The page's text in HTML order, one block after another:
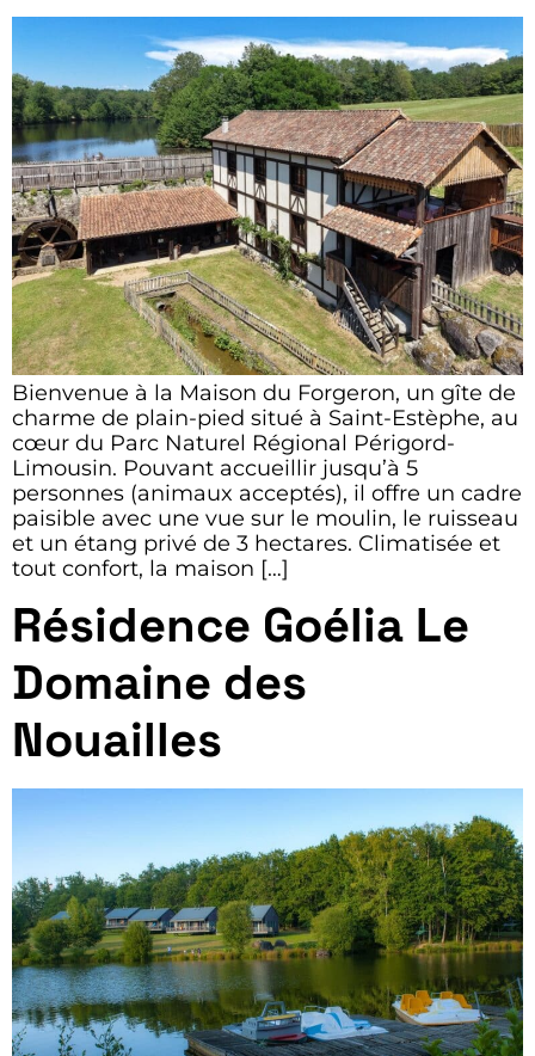
Bienvenue à la Maison du Forgeron, un gîte de
charme de plain-pied situé à Saint-Estèphe, au
cœur du Parc Naturel Régional Périgord-
Limousin. Pouvant accueillir jusqu’à 5
personnes (animaux acceptés), il offre un cadre
paisible avec une vue sur le moulin, le ruisseau
et un étang privé de 3 hectares. Climatisée et
tout confort, la maison […]
Résidence Goélia Le
Domaine des
Nouailles